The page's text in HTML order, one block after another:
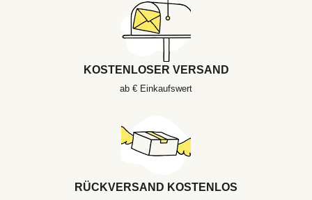
KOSTENLOSER VERSAND
ab € Einkaufswert
RÜCKVERSAND KOSTENLOS